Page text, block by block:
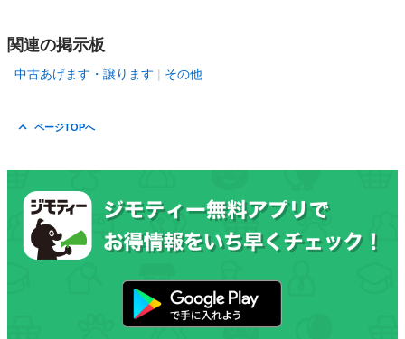
関連の掲示板
中古あげます・譲ります その他
ページTOPへ